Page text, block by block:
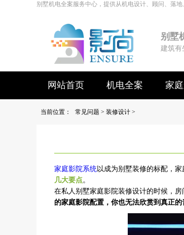
别墅机电全案服务中心，提供从机电设计、顾问、落
别墅
建筑有
网站首页 机电全案 家
当前位置： 常见问题 > 装修设计 >
家庭影院系统以成为别墅装修的标配，
几大要点。
在私人别墅家庭影院装修设计的时候，
的家庭影院配置，你也无法欣赏到真正的